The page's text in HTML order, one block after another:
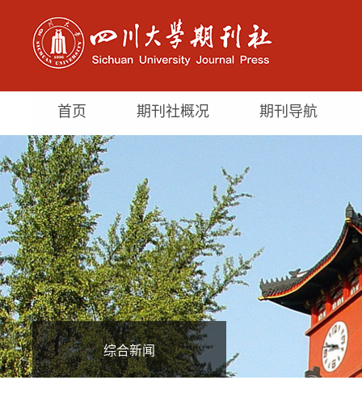
首页 期刊社概况 期刊导航
综合新闻